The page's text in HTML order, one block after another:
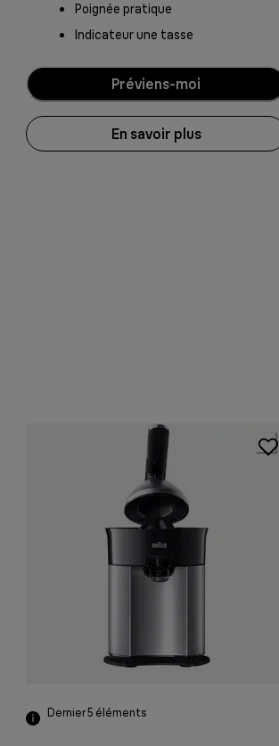
Poignée pratique
Indicateur une tasse
Préviens-moi
En savoir plus
Dernier 5 éléments